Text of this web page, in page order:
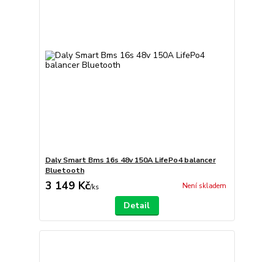
Daly Smart Bms 16s 48v 150A LifePo4 balancer
Bluetooth
3 149 Kč/ks Není skladem
Detail